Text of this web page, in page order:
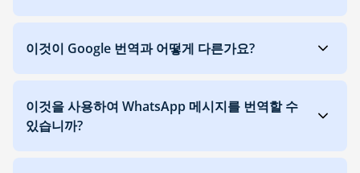
이것이 Google 번역과 어떻게 다른가요?
이것을 사용하여 WhatsApp 메시지를 번역할 수
있습니까?